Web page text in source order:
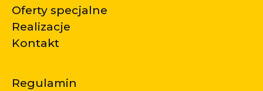
Oferty specjalne
Realizacje
Kontakt
Regulamin